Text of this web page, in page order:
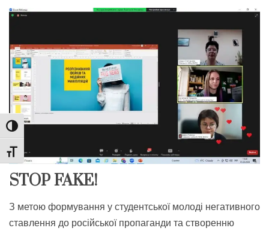
Toggle High Contrast
Toggle Font size
про
STOP FAKE!
З метою формування у студентської молоді негативного
ставлення до російської пропаганди та створенню